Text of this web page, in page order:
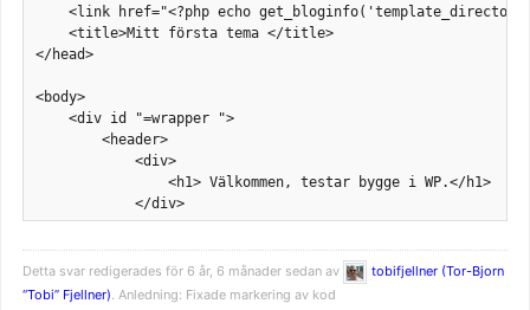
<link href="<?php echo
    <title>Mitt första tema </title>
</head>
<body>
    <div id "=wrapper ">
        <header>
            <div>
                <h1> Välkommen, testar bygge i WP.</h1>
            </div>
Detta svar redigerades för 6 år, 6 månader sedan av
tobifjellner (Tor-Bjorn
“Tobi” Fjellner). Anledning: Fixade markering av kod